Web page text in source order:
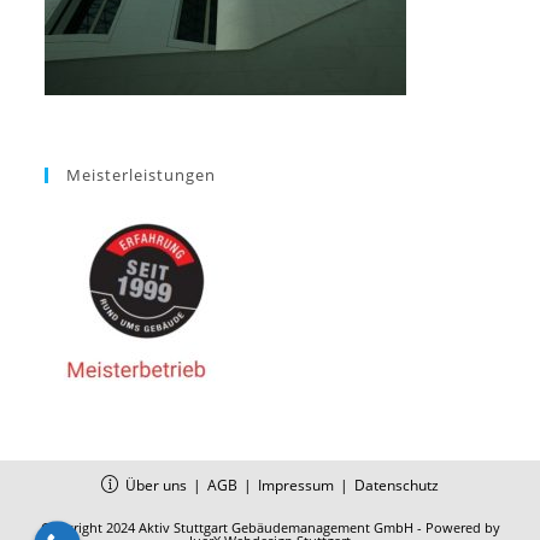
Meisterleistungen
Über uns AGB Impressum Datenschutz
Copyright 2024 Aktiv Stuttgart Gebäudemanagement GmbH - Powered by